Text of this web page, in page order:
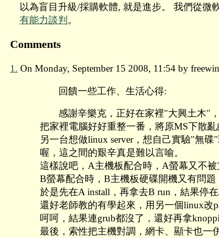
以為盲目升級/採購軟體, 就是進步。 我們從微
有能力談判 。
Comments
1. On Monday, September 15 2008, 11:54 by
回饋一些工作、生活心得:
感謝辛樂克，正好在家裡"大興土木"，
把家裡電腦好好重整一番，將原MS下散亂
另一台想做linux server，想自己實驗"無碟"
喔，這之間的艱辛真是難以言喻。
這樣說吧，A主機板配合時，A螢幕又不被
B螢幕配合時，B主機板硬碟開機又有問題
於是先在A install，再拿去B run，結果停在
還好老師教的有學起來，用另一個linux改
呵呵，結果連grub都沒了，還好再拿
最後，索性把主機對調，網卡、顯卡也一